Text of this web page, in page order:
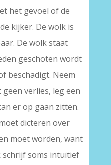
het gevoel of de
kijker. De wolk is
De wolk staat
geschoten wordt
beschadigt. Neem
verlies, leg een
er op gaan zitten.
dicteren over
moet worden, want
schrijf soms intuïtief